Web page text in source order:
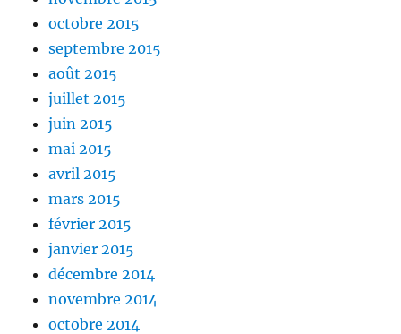
octobre 2015
septembre 2015
août 2015
juillet 2015
juin 2015
mai 2015
avril 2015
mars 2015
février 2015
janvier 2015
décembre 2014
novembre 2014
octobre 2014